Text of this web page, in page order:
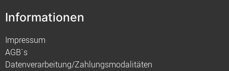
Informationen
Impressum
AGB`s
Datenverarbeitung/Zahlungsmodalitäten